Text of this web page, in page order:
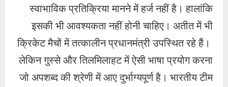
स्वाभाविक प्रतिक्रिया मानने में हर्ज नहीं है। हालांकि
इसकी भी आवश्यकता नहीं होनी चाहिए। अतीत में भी
क्रिकेट मैचों में तत्कालीन प्रधानमंत्री उपस्थित रहे हैं।
लेकिन गुस्से और तिलमिलाहट में ऐसी भाषा प्रयोग करना
जो अपशब्द की श्रेणी में आए दुर्भाग्यपूर्ण है। भारतीय टीम